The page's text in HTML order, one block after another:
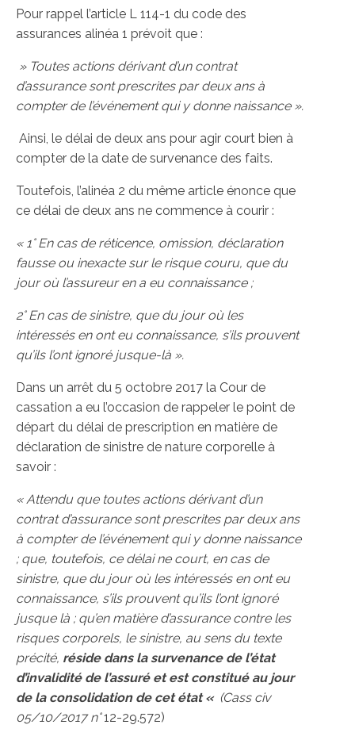
Pour rappel l’article L 114-1 du code des
assurances alinéa 1 prévoit que :
» Toutes actions dérivant d’un contrat
d’assurance sont prescrites par deux ans à
compter de l’événement qui y donne naissance ».
Ainsi, le délai de deux ans pour agir court bien à
compter de la date de survenance des faits.
Toutefois, l’alinéa 2 du même article énonce que
ce délai de deux ans ne commence à courir :
« 1° En cas de réticence, omission, déclaration
fausse ou inexacte sur le risque couru, que du
jour où l’assureur en a eu connaissance ;
2° En cas de sinistre, que du jour où les
intéressés en ont eu connaissance, s’ils prouvent
qu’ils l’ont ignoré jusque-là ».
Dans un arrêt du 5 octobre 2017 la Cour de
cassation a eu l’occasion de rappeler le point de
départ du délai de prescription en matière de
déclaration de sinistre de nature corporelle à
savoir :
« Attendu que toutes actions dérivant d’un
contrat d’assurance sont prescrites par deux ans
à compter de l’événement qui y donne naissance
; que, toutefois, ce délai ne court, en cas de
sinistre, que du jour où les intéressés en ont eu
connaissance, s’ils prouvent qu’ils l’ont ignoré
jusque là ; qu’en matière d’assurance contre les
risques corporels, le sinistre, au sens du texte
précité, réside dans la survenance de l’état
d’invalidité de l’assuré et est constitué au jour
de la consolidation de cet état « (Cass civ
05/10/2017 n°12-29.572)